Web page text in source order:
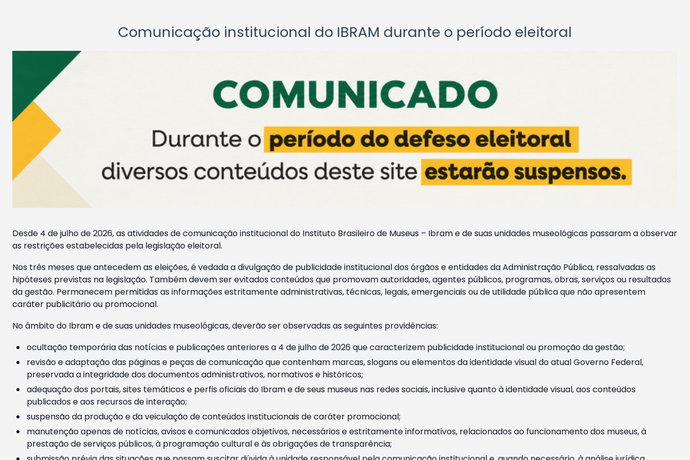
Comunicação institucional do IBRAM durante o período eleitoral
Desde 4 de julho de 2026, as atividades de comunicação institucional do Instituto Brasileiro de Museus – Ibram e de suas unidades museológicas passaram a observar
as restrições estabelecidas pela legislação eleitoral.
Nos três meses que antecedem as eleições, é vedada a divulgação de publicidade institucional dos órgãos e entidades da Administração Pública, ressalvadas as
hipóteses previstas na legislação. Também devem ser evitados conteúdos que promovam autoridades, agentes públicos, programas, obras, serviços ou resultados
da gestão. Permanecem permitidas as informações estritamente administrativas, técnicas, legais, emergenciais ou de utilidade pública que não apresentem
caráter publicitário ou promocional.
No âmbito do Ibram e de suas unidades museológicas, deverão ser observadas as seguintes providências:
ocultação temporária das notícias e publicações anteriores a 4 de julho de 2026 que caracterizem publicidade institucional ou promoção da gestão;
revisão e adaptação das páginas e peças de comunicação que contenham marcas, slogans ou elementos da identidade visual do atual Governo Federal,
preservada a integridade dos documentos administrativos, normativos e históricos;
adequação dos portais, sites temáticos e perfis oficiais do Ibram e de seus museus nas redes sociais, inclusive quanto à identidade visual, aos conteúdos
publicados e aos recursos de interação;
suspensão da produção e da veiculação de conteúdos institucionais de caráter promocional;
manutenção apenas de notícias, avisos e comunicados objetivos, necessários e estritamente informativos, relacionados ao funcionamento dos museus, à
prestação de serviços públicos, à programação cultural e às obrigações de transparência;